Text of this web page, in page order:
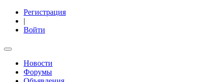
Регистрация
|
Войти
Новости
Форумы